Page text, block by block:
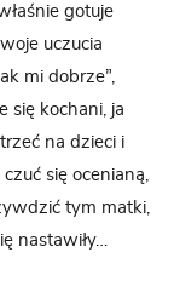
gotuje
uczucia
mi dobrze”,
się kochani, ja
na dzieci i
się ocenianą,
tym matki,
nastawiły…